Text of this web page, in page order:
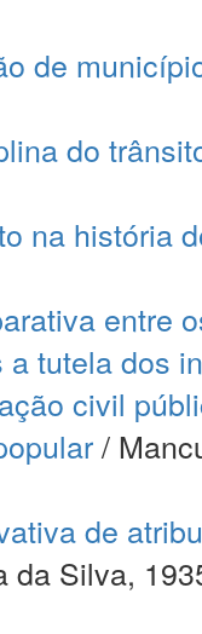
de
do
na história
entre
tutela dos
civil
/
de
da Silva,